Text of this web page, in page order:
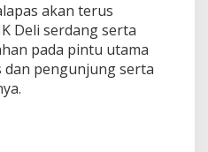
akan terus
Deli serdang serta
pada pintu utama
pengunjung serta